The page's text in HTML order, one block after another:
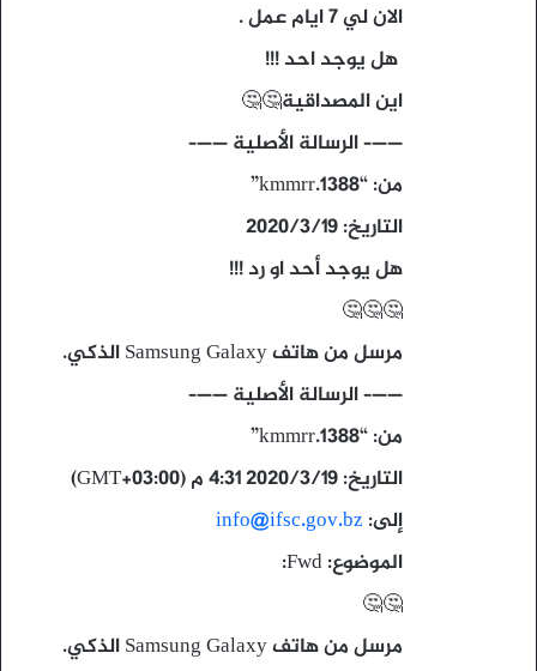
الان لي ٧ ايام عمل .
هل يوجد احد !!!
اين المصداقية🤔🤔
——– الرسالة الأصلية ——–
من: “kmmrr.1388”
التاريخ: ١٩‏/٣‏/٢٠٢٠
هل يوجد أحد او رد !!!
🤔🤔🤔
مرسل من هاتف Samsung Galaxy الذكي.
——– الرسالة الأصلية ——–
من: “kmmrr.1388”
التاريخ: ١٩‏/٣‏/٢٠٢٠ ٤:٣١ م (GMT+03:00)
إلى: info@ifsc.gov.bz
الموضوع: Fwd:
🤔🤔
مرسل من هاتف Samsung Galaxy الذكي.